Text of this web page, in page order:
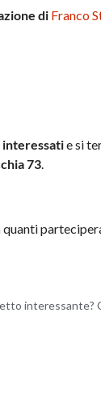
di Franco
interessatie si
73.
interessante?